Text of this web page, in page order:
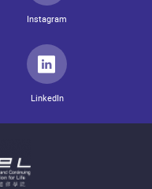
Instagram
LinkedIn